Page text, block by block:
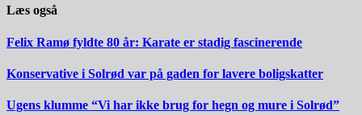
Læs også
Felix Ramø fyldte 80 år: Karate er stadig fascinerende
Konservative i Solrød var på gaden for lavere boligskatter
Ugens klumme “Vi har ikke brug for hegn og mure i Solrød”